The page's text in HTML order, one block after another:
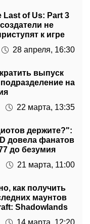
of Us: Part 3
не
к игре
28 апреля, 16:30
выпуск
на
22 марта, 13:35
держите?":
довела фанатов
до безумия
21 марта, 11:00
как получить
маунтов
Shadowlands